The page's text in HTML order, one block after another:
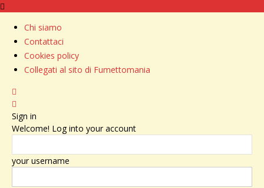
Chi siamo
Contattaci
Cookies policy
Collegati al sito di Fumettomania
Sign in
Welcome! Log into your account
your username